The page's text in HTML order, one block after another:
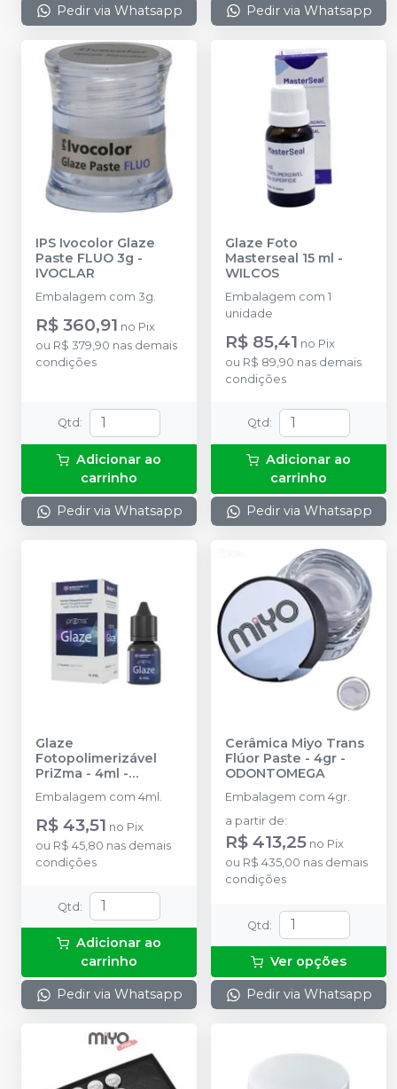
Pedir via Whatsapp Pedir via Whatsapp
IPS Ivocolor Glaze
Paste FLUO 3g -
IVOCLAR
Embalagem com 3g.
R$ 360,91 no Pix
ou R$ 379,90 nas demais
condições
Qtd :
Adicionar ao
carrinho
Pedir via Whatsapp
Glaze Foto
Masterseal 15 ml -
WILCOS
Embalagem com 1
unidade
R$ 85,41 no Pix
ou R$ 89,90 nas demais
condições
Qtd :
Adicionar ao
carrinho
Pedir via Whatsapp
Glaze
Fotopolimerizável
PriZma - 4ml -
MAKERTECH LABS
Embalagem com 4ml.
R$ 43,51 no Pix
ou R$ 45,80 nas demais
condições
Qtd:
Adicionar ao
carrinho
Pedir via Whatsapp
Cerâmica Miyo Trans
Flúor Paste - 4gr -
ODONTOMEGA
Embalagem com 4gr.
a partir de:
R$ 413,25 no Pix
ou R$ 435,00 nas demais
condições
Qtd:
Ver opções
Pedir via Whatsapp